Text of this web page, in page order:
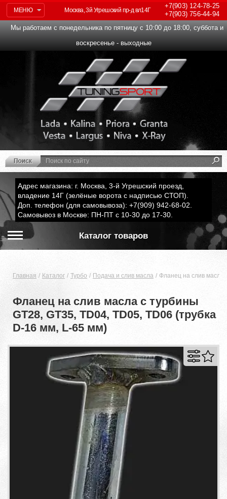
МЕНЮ
+7(903)124-78-25
+7(903)756-44-94
Москва, 3й Угрешский пр-д вл14Г
Мы работаем с понедельника по пятницу с 10:00 до 18:00, суббота и
воскресенье - выходные
Адрес магазина: г. Москва, 3-й Угрешский проезд,
владение 14Г (зелёные ворота с надписью СТОП).
Доп. телефон (для самовывоза): +7(909) 942-68-02.
Самовывоз в Москве: ПН-ПТ с 10-30 до 17-30.
Каталог товаров
Главная Каталог Турбо Подача и слив масла Фланец на слив масла
Фланец на слив масла с турбины
GT28, GT35, TD04, TD05, TD06 (трубка
D-16 мм, L-65 мм)